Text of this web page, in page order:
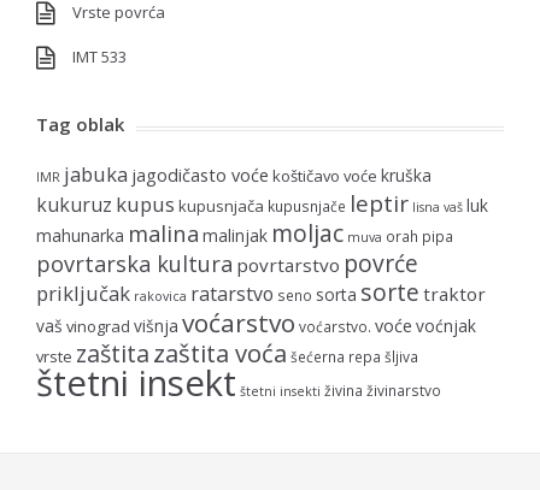
Vrste povrća
IMT 533
Tag oblak
IMR jabuka jagodičasto voće koštičavo voće kruška
kukuruz kupus kupusnjača kupusnjače leptir lisna vaš luk
mahunarka malina malinjak moljac muva orah pipa
povrtarska kultura povrtarstvo povrće
priključak rakovica ratarstvo seno sorta sorte traktor
vaš vinograd višnja voćarstvo voćarstvo. voće voćnjak
vrste zaštitazaštita voća šećerna repa šljiva
štetni insekt štetni insekti živina živinarstvo